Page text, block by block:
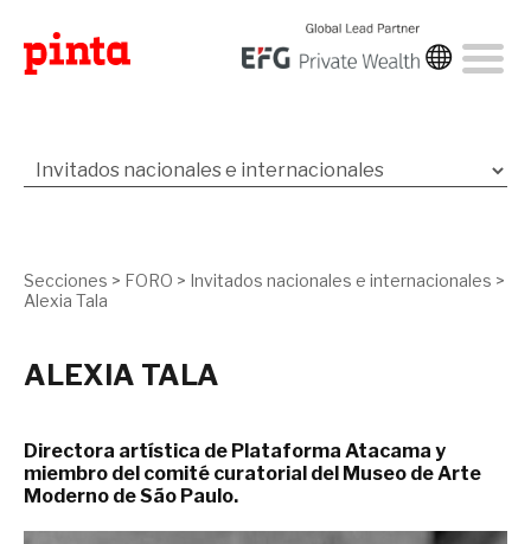
Secciones > FORO > Invitados nacionales e internacionales >
Alexia Tala
ALEXIA TALA
Directora artística de Plataforma Atacama y
miembro del comité curatorial del Museo de Arte
Moderno de São Paulo.